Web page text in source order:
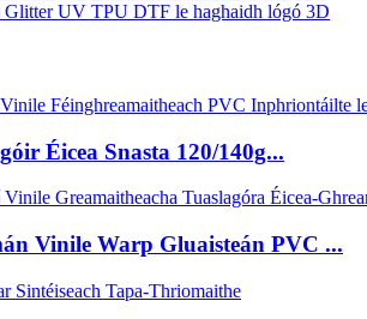
Glitter UV TPU DTF le haghaidh lógó 3D
Éicea Snasta 120/140g...
Vinile Warp Gluaisteán PVC ...